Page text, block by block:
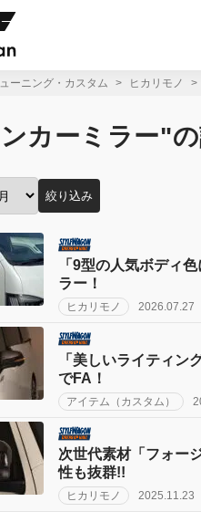
ーニング・カスタム ヒカリモノ
カーミラー"
絞り込み
「9型の人気ボディ
ラー！
ヒカリモノ 2026.07.27
「美しいライティン
でFA！
アイテム（カスタム）
次世代素材「フォー
性も抜群!!
ヒカリモノ 2025.11.23